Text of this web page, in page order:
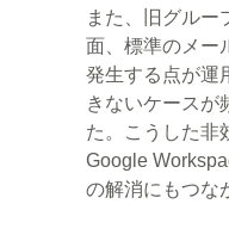
また、旧グルー
面、標準のメー
発生する点が運
きないケースが
た。こうした非
Google
の解消にもつな